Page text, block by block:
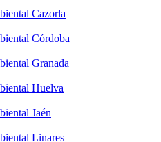
Cazorla
Córdoba
Granada
Huelva
Jaén
Linares